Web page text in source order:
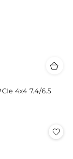
4x4 7.4/6.5